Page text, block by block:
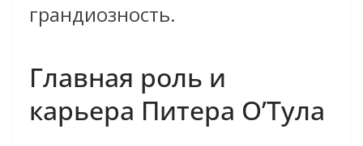
грандиозность.
Главная роль и
карьера Питера О’Тула